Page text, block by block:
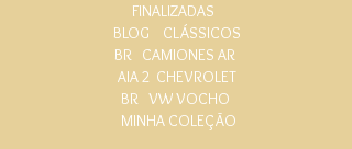
FINALIZADAS
BLOG
CLÁSSICOS
BR CAMIONES AR
AIA 2 CHEVROLET
BR VW VOCHO
MINHA COLEÇÃO